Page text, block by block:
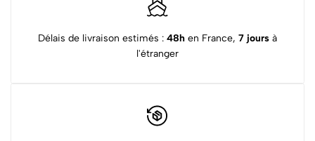
Délais de livraison estimés : 48h en France, 7 jours à
l'étranger